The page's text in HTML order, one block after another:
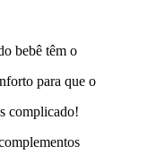
bebê têm o
para que o
complicado!